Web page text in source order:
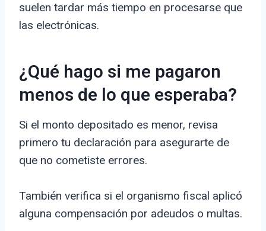
suelen tardar más tiempo en procesarse que
las electrónicas.
¿Qué hago si me pagaron
menos de lo que esperaba?
Si el monto depositado es menor, revisa
primero tu declaración para asegurarte de
que no cometiste errores.
También verifica si el organismo fiscal aplicó
alguna compensación por adeudos o multas.